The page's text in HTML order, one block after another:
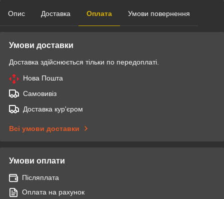
Опис Доставка Оплата Умови повернення
Умови доставки
Доставка здійснюється тільки по передоплаті.
Нова Пошта
Самовивіз
Доставка кур'єром
Всі умови доставки
Умови оплати
Післяплата
Оплата на рахунок